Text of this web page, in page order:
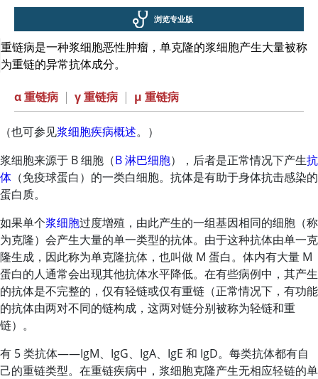
浏览专业版
重链病是一种浆细胞恶性肿瘤，单克隆的浆细胞产生大量被称
为重链的异常抗体成分。
α 重链病 | γ 重链病 | μ 重链病
（也可参见浆细胞疾病概述。）
浆细胞来源于 B 细胞（B 淋巴细胞），后者是正常情况下产生抗
体 （免疫球蛋白）的一类白细胞。抗体是有助于身体抗击感染的
蛋白质。
如果单个浆细胞过度增殖，由此产生的一组基因相同的细胞（称
为克隆）会产生大量的单一类型的抗体。由于这种抗体由单一克
隆生成，因此称为单克隆抗体，也叫做 M 蛋白。体内有大量 M
蛋白的人通常会出现其他抗体水平降低。在有些病例中，其产生
的抗体是不完整的，仅有轻链或仅有重链（正常情况下，有功能
的抗体由两对不同的链构成，这两对链分别被称为轻链和重
链）。
有 5 类抗体——IgM、IgG、IgA、IgE 和 IgD。每类抗体都有自
己的重链类型。在重链疾病中，浆细胞克隆产生无相应轻链的单